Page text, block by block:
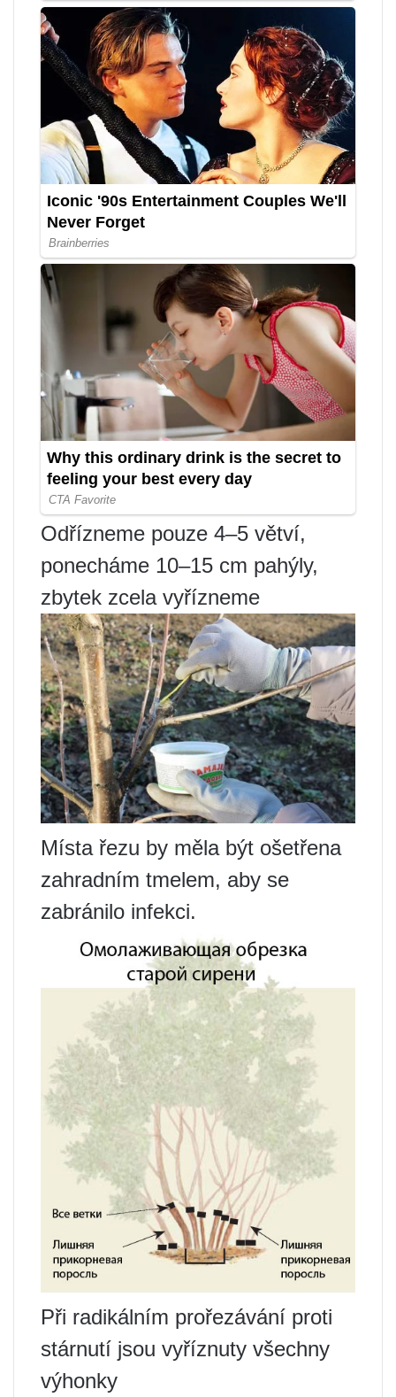
Odřízneme pouze 4–5 větví,
ponecháme 10–15 cm pahýly,
zbytek zcela vyřízneme
Místa řezu by měla být ošetřena
zahradním tmelem, aby se
zabránilo infekci.
Při radikálním prořezávání proti
stárnutí jsou vyříznuty všechny
výhonky